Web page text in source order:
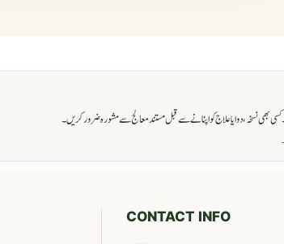
نسخہ، دوا یا علاج کو اپنانے سے قبل مستند معالج سے مشورہ ضرور کریں۔
CONTACT INFO